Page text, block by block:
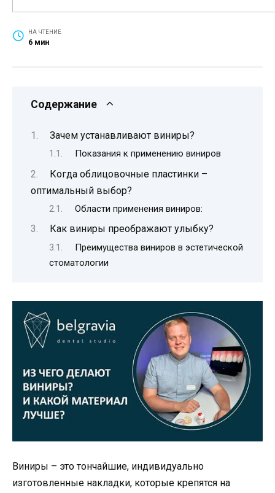
НА ЧТЕНИЕ
6 мин
Содержание
Зачем устанавливают виниры?
Показания к применению виниров
Когда облицовочные пластинки –
оптимальный выбор?
Области применения виниров:
Как виниры преображают улыбку?
Преимущества виниров в эстетической
стоматологии
Виниры – это тончайшие, индивидуально
изготовленные накладки, которые крепятся на